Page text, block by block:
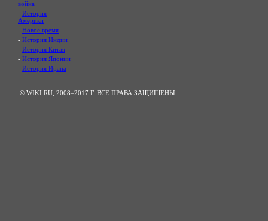
война
- История
Америки
- Новое время
- История Индии
- История Китая
- История Японии
- История Ирана
© WIKI.RU, 2008–2017 Г. ВСЕ ПРАВА ЗАЩИЩЕНЫ.